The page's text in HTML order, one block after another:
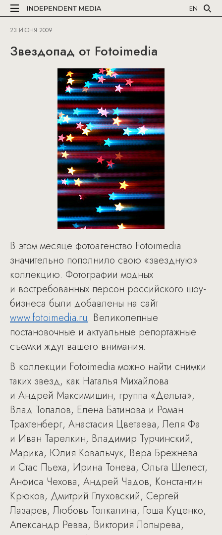
EN
23 ИЮНЯ 2009
Звездопад от Fotoimedia
В этом месяце фотоагенство Fotoimedia
значительно пополнило свою «звездную»
коллекцию. Фотографии модных
и востребованных персон российского шоу-
бизнеса были добавлены на сайт
www.fotoimedia.ru. Великолепные
постановочные и актуальные репортажные
съемки ждут вашего внимания.
В коллекции Fotoimedia можно найти снимки
таких звезд, как Наталья Михайлова
и Андрей Максимишин, группа «Дельта»,
Влад Топалов, Елена Батинова и Роман
Трахтенберг, Анастасия Цветаева, Леля Фа
и Иван Тарелкин, Владимир Турчинский,
Марика, Юлия Ковальчук, Вера Брежнева
и Стас Пьеха, Ирина Тонева, Ольга Шелест,
Анфиса Чехова, Андрей Чадов, Константин
Крюков, Дмитрий Глуховский, Сергей
Лазарев, Любовь Толкалина, Гоша Куценко,
Александр Ревва, Виктория Лопырева,